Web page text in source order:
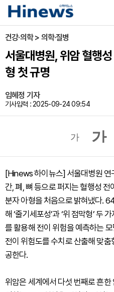
건강·의학 > 의학·질병
서울대병원, 위암 혈행
형 첫 규명
임혜정 기자
기사입력 : 2025-09-24 09:54
가 가
[Hinews 하이뉴스] 서울대병원 연
간, 폐, 뼈 등으로 퍼지는 혈행성
분자 아형을 처음으로 밝혀냈다.
해 ‘줄기세포성’과 ‘위 점막형’ 두
를 활용해 전이 위험을 예측하는
전이 위험도를 수치로 산출해 맞춤
공한다.
위암은 세계에서 다섯 번째로 흔